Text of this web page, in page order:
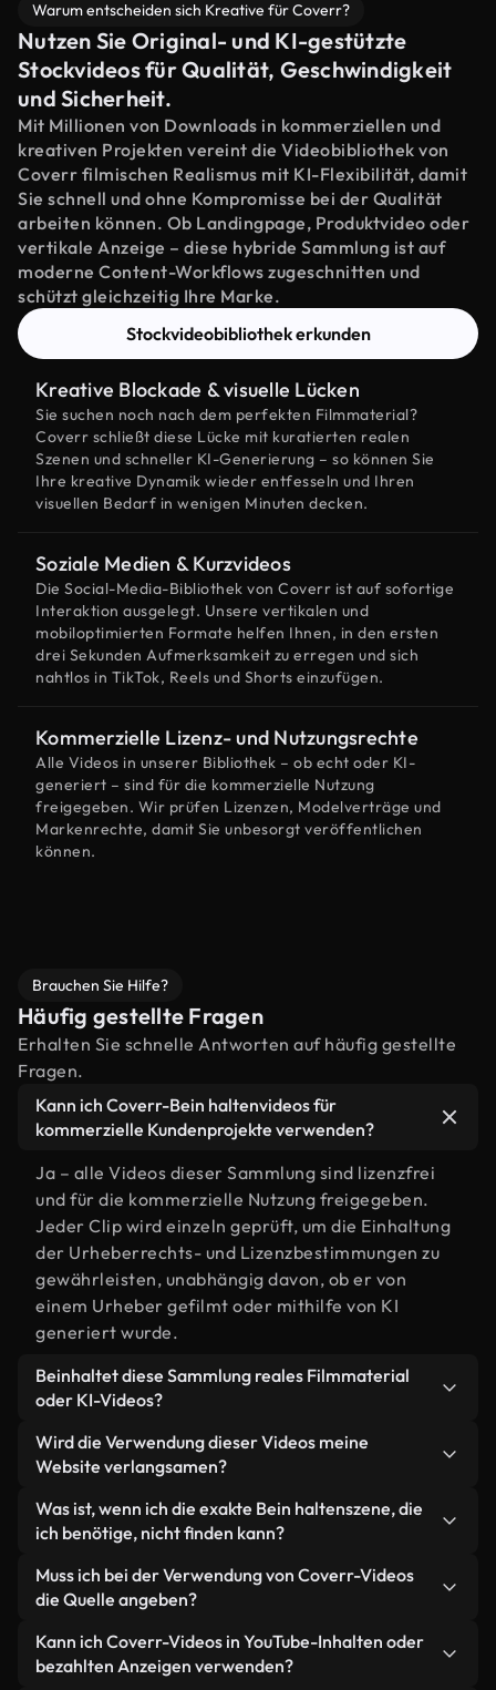
Warum entscheiden sich Kreative für Coverr?
Nutzen Sie Original- und KI-gestützte
Stockvideos für Qualität, Geschwindigkeit
und Sicherheit.
Mit Millionen von Downloads in kommerziellen und
kreativen Projekten vereint die Videobibliothek von
Coverr filmischen Realismus mit KI-Flexibilität, damit
Sie schnell und ohne Kompromisse bei der Qualität
arbeiten können. Ob Landingpage, Produktvideo oder
vertikale Anzeige – diese hybride Sammlung ist auf
moderne Content-Workflows zugeschnitten und
schützt gleichzeitig Ihre Marke.
Stockvideobibliothek erkunden
Kreative Blockade & visuelle Lücken
Sie suchen noch nach dem perfekten Filmmaterial?
Coverr schließt diese Lücke mit kuratierten realen
Szenen und schneller KI-Generierung – so können Sie
Ihre kreative Dynamik wieder entfesseln und Ihren
visuellen Bedarf in wenigen Minuten decken.
Soziale Medien & Kurzvideos
Die Social-Media-Bibliothek von Coverr ist auf sofortige
Interaktion ausgelegt. Unsere vertikalen und
mobiloptimierten Formate helfen Ihnen, in den ersten
drei Sekunden Aufmerksamkeit zu erregen und sich
nahtlos in TikTok, Reels und Shorts einzufügen.
Kommerzielle Lizenz- und Nutzungsrechte
Alle Videos in unserer Bibliothek – ob echt oder KI-
generiert – sind für die kommerzielle Nutzung
freigegeben. Wir prüfen Lizenzen, Modelverträge und
Markenrechte, damit Sie unbesorgt veröffentlichen
können.
Brauchen Sie Hilfe?
Häufig gestellte Fragen
Erhalten Sie schnelle Antworten auf häufig gestellte
Fragen.
Kann ich Coverr-Bein haltenvideos für
kommerzielle Kundenprojekte verwenden?
Ja – alle Videos dieser Sammlung sind lizenzfrei
und für die kommerzielle Nutzung freigegeben.
Jeder Clip wird einzeln geprüft, um die Einhaltung
der Urheberrechts- und Lizenzbestimmungen zu
gewährleisten, unabhängig davon, ob er von
einem Urheber gefilmt oder mithilfe von KI
generiert wurde.
Beinhaltet diese Sammlung reales Filmmaterial
oder KI-Videos?
Beides. Es handelt sich um eine Hybridbibliothek
aus realen, von Menschen aufgenommenen
generierten Videos. Jedes Video ist eindeutig
beschriftet, sodass Sie immer wissen, was Sie
verwenden.
Wird die Verwendung dieser Videos meine
Website verlangsamen?
Nicht, wenn Sie unsere optimierten Versionen
wählen. Wir bieten schlanke, webfähige Formate,
wurden – so bleibt die Qualität hoch, während
gleichzeitig die Ladezeiten minimiert und
Kennzahlen wie LCP verbessert werden.
Was ist, wenn ich die exakte Bein haltenszene, die
ich benötige, nicht finden kann?
Mit Coverr AI Studio erstellen Sie im
Handumdrehen ein solches Video. Beschreiben Sie
Sonnenuntergang" – und das Studio generiert
innerhalb von Sekunden ein individuelles Video für
Muss ich bei der Verwendung von Coverr-Videos
die Quelle angeben?
Eine Namensnennung ist nicht erforderlich. Alle
Videos in unserer Stockbibliothek sind lizenzfrei
Kann ich Coverr-Videos in YouTube-Inhalten oder
bezahlten Anzeigen verwenden?